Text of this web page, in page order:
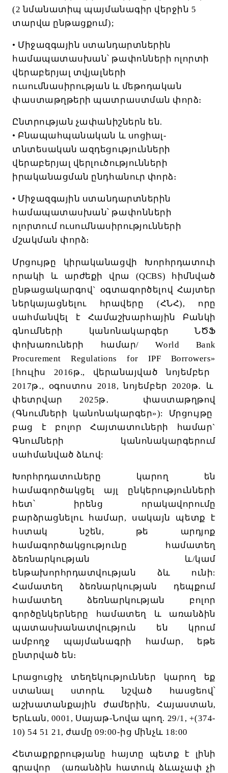
(2նմանատիպ պայմանագիր վերջին 5
տարվա ընթացքում);
• Միջազգային ստանդարտներին
համապատասխան՝ թափոնների ոլորտի
վերաբերյալ տվյալների
ուսումնասիրության և մեթոդական
փաստաթղթերի պատրաստման փորձ։
Ընտրության չափանիշներն են.
• Բնապահպանական և սոցիալ-
տնտեսական ազդեցությունների
վերաբերյալ վերլուծությունների
իրականացման ընդհանուր փորձ։
• Միջազգային ստանդարտներին
համապատասխան՝ թափոնների
ոլորտում ուսումնասիրությունների
մշակման փորձ։
Մրցույթը կիրականացվի
Խորհրդատուի
որակի և արժեքի վրա (QCBS)
հիմնված
ընթացակարգով ` օգտագործելով Հայտեր
ներկայացնելու
հրավերը (ՀՆՀ), որը
սահմանվել
է Համաշխարհային
Բանկի
գնումների
կանոնակարգեր
ՆԾՖ
փոխառուների
համար/ World Bank
Procurement Regulations for IPF Borrowers»
[ հուլիս 2016թ., վերանայված
նոյեմբեր
2017թ․, օգոստոս 2018,նոյեմբեր 2020թ․
և
փետրվար 2025թ․
փաստաթղթով
(Գնումների կանոնակարգեր»): Մրցույթը
բաց
է բոլոր Հայտատուների համար`
Գնումների
կանոնակարգերում
սահմանված ձևով :
Խորհրդատուները կարող
են
համագործակցել
այլ
ընկերությունների
հետ՝
իրենց
որակավորումը
բարձրացնելու
համար, սակայն պետք
է
հստակ
նշեն, թե
արդյոք
համագործակցությունը
համատեղ
ձեռնարկության
և/կամ
ենթախորհրդատվության
ձև ունի:
Համատեղ
ձեռնարկության
դեպքում
համատեղ
ձեռնարկության
բոլոր
գործընկերները
համատեղ և
առանձին
պատասխանատվություն
են
կրում
ամբողջ
պայմանագրի համար, եթե
ընտրված են։
Լրացուցիչ տեղեկություններ կարող
եք
ստանալ
ստորև նշված
հասցեով՝
աշխատանքային
ժամերին,Հայաստան,
Երևան, 0001, Սայաթ-Նովա պող. 29/1, +(374-
10) 54 51 21, ժամը 09:00- ից մինչև 18:00
Հետաքրքրությանը հայտը պետք է
լինի
գրավոր
(առանձին հատուկ ձևաչափ չի